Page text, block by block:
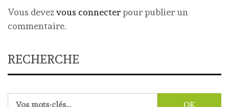
Vous devezvous connecterpour publier un
commentaire.
RECHERCHE